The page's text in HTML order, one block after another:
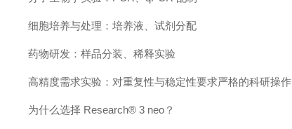
细胞培养与处理：培养液、试剂分配
药物研发：样品分装、稀释实验
高精度需求实验：对重复性与稳定性要求严格的科研操作
为什么选择 Research® 3 neo？